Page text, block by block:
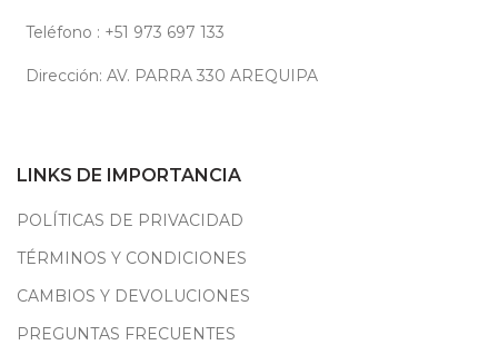
Teléfono : +51 973 697 133
Dirección: AV. PARRA 330 AREQUIPA
LINKS DE IMPORTANCIA
POLÍTICAS DE PRIVACIDAD
TÉRMINOS Y CONDICIONES
CAMBIOS Y DEVOLUCIONES
PREGUNTAS FRECUENTES